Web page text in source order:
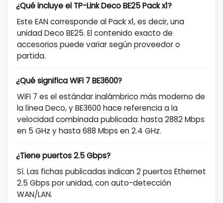
¿Qué incluye el TP-Link Deco BE25 Pack x1?
Este EAN corresponde al Pack x1, es decir, una
unidad Deco BE25. El contenido exacto de
accesorios puede variar según proveedor o
partida.
¿Qué significa WiFi 7 BE3600?
WiFi 7 es el estándar inalámbrico más moderno de
la línea Deco, y BE3600 hace referencia a la
velocidad combinada publicada: hasta 2882 Mbps
en 5 GHz y hasta 688 Mbps en 2.4 GHz.
¿Tiene puertos 2.5 Gbps?
Sí. Las fichas publicadas indican 2 puertos Ethernet
2.5 Gbps por unidad, con auto-detección
WAN/LAN.